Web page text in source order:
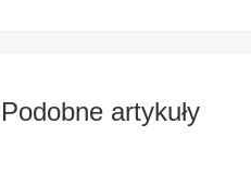
Podobne artykuły